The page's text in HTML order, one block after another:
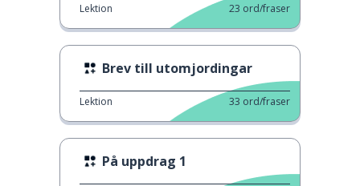
Lektion 23 ord/fraser
Brev till utomjordingar
Lektion 33 ord/fraser
På uppdrag 1